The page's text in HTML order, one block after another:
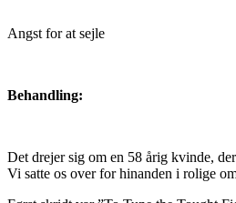
Angst for at sejle
Behandling:
Det drejer sig om en 58 årig kvinde,
Vi satte os over for hinanden i rolige